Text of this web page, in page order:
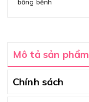
bồng bềnh
Mô tả sản phẩm
Chính sách